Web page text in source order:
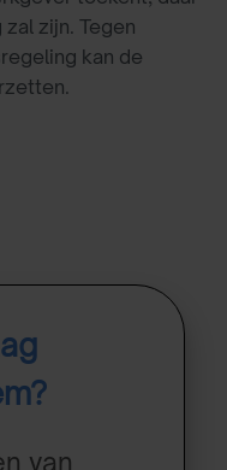
zijn. Tegen
kan de
van